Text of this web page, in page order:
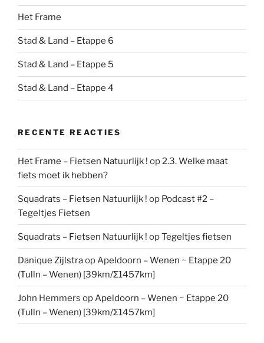
Het Frame
Stad & Land – Etappe 6
Stad & Land – Etappe 5
Stad & Land – Etappe 4
RECENTE REACTIES
Het Frame – Fietsen Natuurlijk ! op2.3. Welke maat
fiets moet ik hebben?
Squadrats – Fietsen Natuurlijk ! op Podcast #2 –
Tegeltjes Fietsen
Squadrats – Fietsen Natuurlijk ! opTegeltjes fietsen
Danique ZijlstraopApeldoorn – Wenen ~ Etappe 20
(Tulln – Wenen) [39km/Σ1457km]
John Hemmers opApeldoorn – Wenen ~ Etappe 20
(Tulln – Wenen) [39km/Σ1457km]